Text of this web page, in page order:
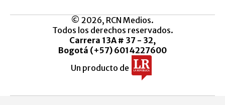
© 2026, RCN Medios.
Todos los derechos reservados.
Carrera 13A # 37 - 32,
Bogotá (+57) 6014227600
Un producto de